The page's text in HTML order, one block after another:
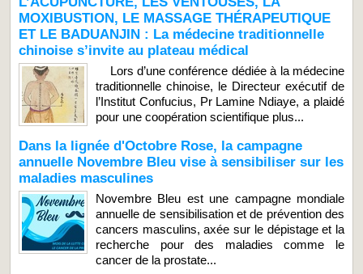
MOXIBUSTION, LE MASSAGE THÉRAPEUTIQUE
ET LE BADUANJIN : La médecine traditionnelle
chinoise s’invite au plateau médical
Lors d’une conférence dédiée à la médecine
traditionnelle chinoise, le Directeur exécutif de
l’Institut Confucius, Pr Lamine Ndiaye, a plaidé
pour une coopération scientifique plus...
Dans la lignée d'Octobre Rose, la campagne
annuelle Novembre Bleu vise à sensibiliser sur les
maladies masculines
Novembre Bleu est une campagne mondiale
annuelle de sensibilisation et de prévention des
cancers masculins, axée sur le dépistage et la
recherche pour des maladies comme le
cancer de la prostate...